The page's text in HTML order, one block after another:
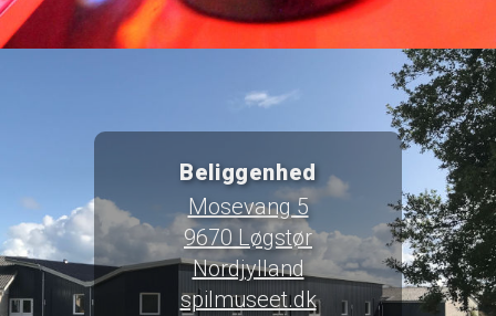
Beliggenhed
Mosevang 5
9670 Løgstør
Nordjylland
spilmuseet.dk